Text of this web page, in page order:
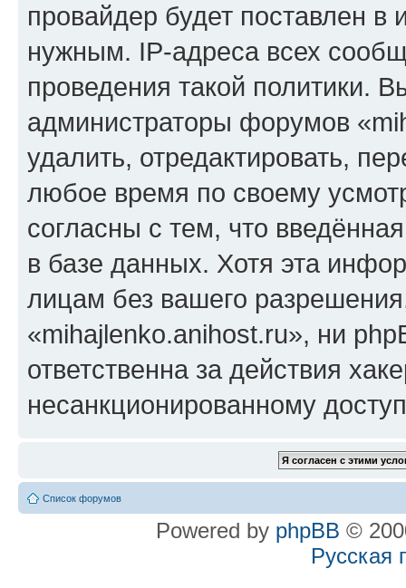
провайдер будет поставлен в
нужным. IP-адреса всех
проведения такой политики.
администраторы форумов
удалить, отредактировать,
любое время по своему
согласны с тем, что
в базе данных. Хотя эта
лицам без вашего
«mihajlenko.anihost.ru», ни
ответственна за действия
несанкционированному
Список форумов
Powered by phpBB ©
Русская